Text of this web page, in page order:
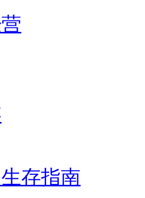
存指南